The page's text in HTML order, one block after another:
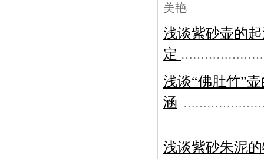
美艳
浅谈紫砂壶的
定
浅谈“佛肚竹”
涵
浅谈紫砂朱泥